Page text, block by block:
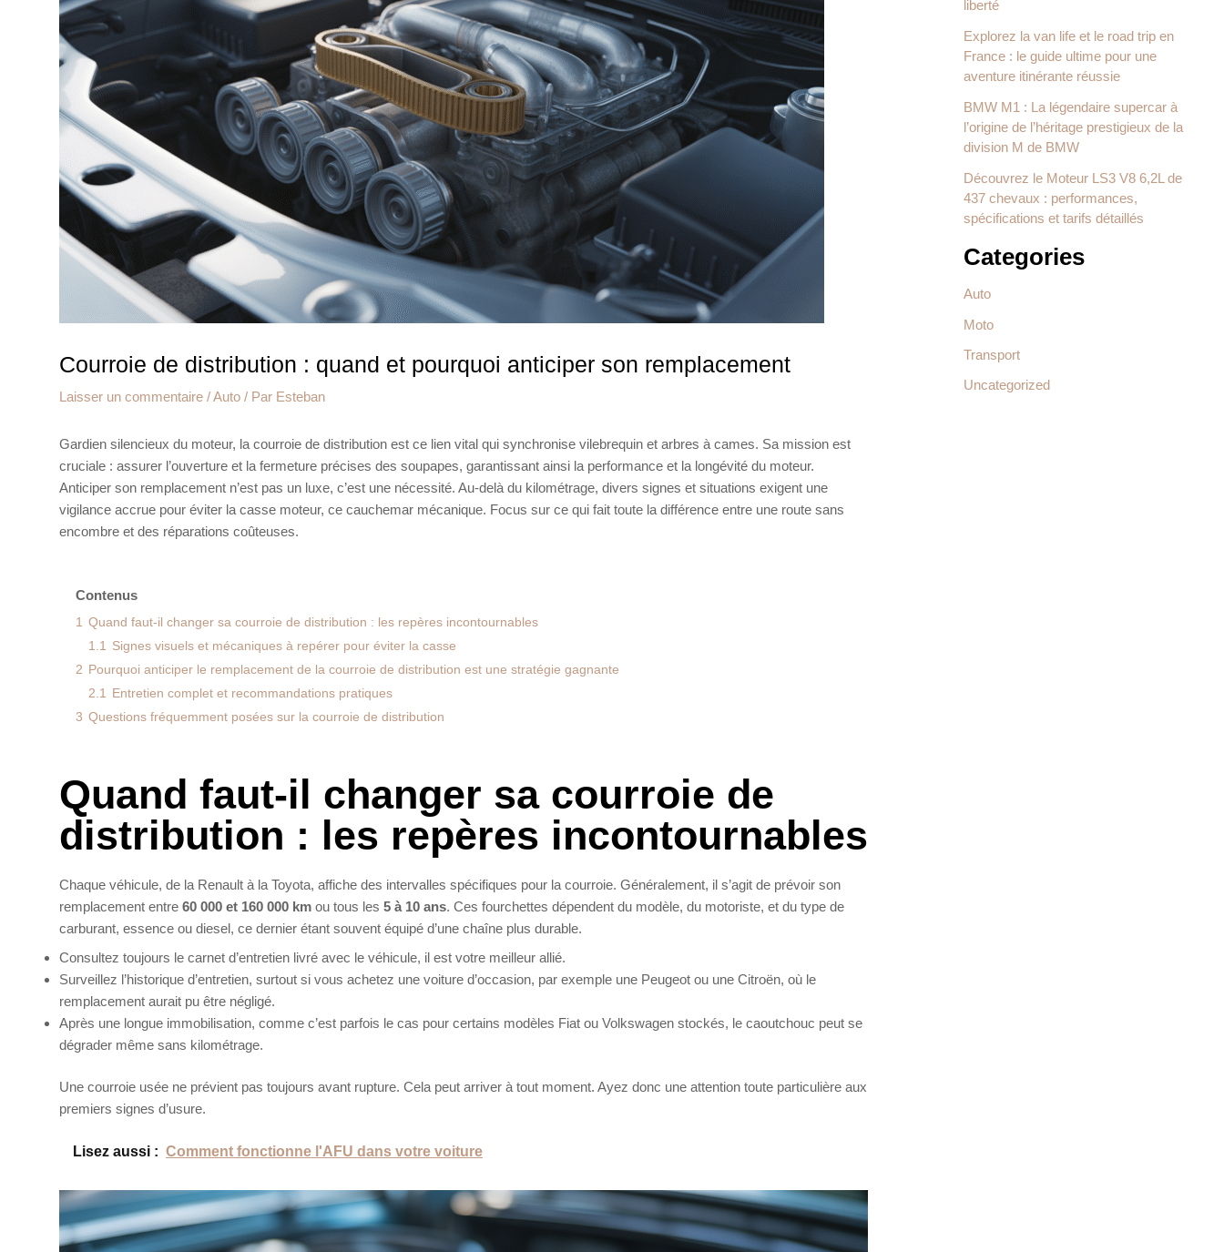
Courroie de distribution : quand et pourquoi anticiper son remplacement
Laisser un commentaire /Auto / Par Esteban
Gardien silencieux du moteur, la courroie de distribution est ce lien vital qui synchronise vilebrequin et arbres à cames. Sa mission est
cruciale : assurer l’ouverture et la fermeture précises des soupapes, garantissant ainsi la performance et la longévité du moteur.
Anticiper son remplacement n’est pas un luxe, c’est une nécessité. Au-delà du kilométrage, divers signes et situations exigent une
vigilance accrue pour éviter la casse moteur, ce cauchemar mécanique. Focus sur ce qui fait toute la différence entre une route sans
encombre et des réparations coûteuses.
Contenus
1 Quand faut-il changer sa courroie de distribution : les repères incontournables
1.1 Signes visuels et mécaniques à repérer pour éviter la casse
2 Pourquoi anticiper le remplacement de la courroie de distribution est une stratégie gagnante
2.1 Entretien complet et recommandations pratiques
3 Questions fréquemment posées sur la courroie de distribution
Quand faut-il changer sa courroie de
distribution : les repères incontournables
Chaque véhicule, de la Renault à la Toyota, affiche des intervalles spécifiques pour la courroie. Généralement, il s’agit de prévoir son
remplacement entre 60 000 et 160 000 km ou tous les 5 à 10 ans. Ces fourchettes dépendent du modèle, du motoriste, et du type de
carburant, essence ou diesel, ce dernier étant souvent équipé d’une chaîne plus durable.
Consultez toujours le carnet d’entretien livré avec le véhicule, il est votre meilleur allié.
Surveillez l’historique d’entretien, surtout si vous achetez une voiture d’occasion, par exemple une Peugeot ou une Citroën, où le
remplacement aurait pu être négligé.
Après une longue immobilisation, comme c’est parfois le cas pour certains modèles Fiat ou Volkswagen stockés, le caoutchouc peut se
dégrader même sans kilométrage.
Une courroie usée ne prévient pas toujours avant rupture. Cela peut arriver à tout moment. Ayez donc une attention toute particulière aux
premiers signes d’usure.
Lisez aussi : Comment fonctionne l'AFU dans votre voiture
liberté
Explorez la van life et le road trip en
France : le guide ultime pour une
aventure itinérante réussie
BMW M1 : La légendaire supercar à
l’origine de l’héritage prestigieux de la
division M de BMW
Découvrez le Moteur LS3 V8 6,2L de
437 chevaux : performances,
spécifications et tarifs détaillés
Categories
Auto
Moto
Transport
Uncategorized